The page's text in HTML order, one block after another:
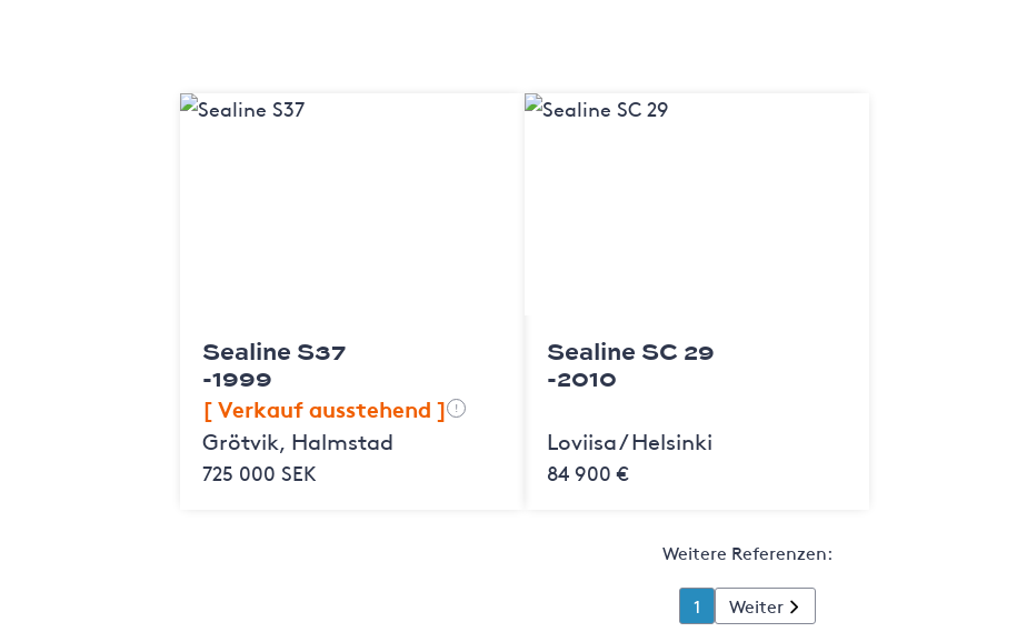
Sealine S37
-1999
[ Verkauf ausstehend ] !
Grötvik, Halmstad
725 000 SEK
Sealine SC 29
-2010
Loviisa / Helsinki
84 900 €
Weitere Referenzen:
1 Weiter